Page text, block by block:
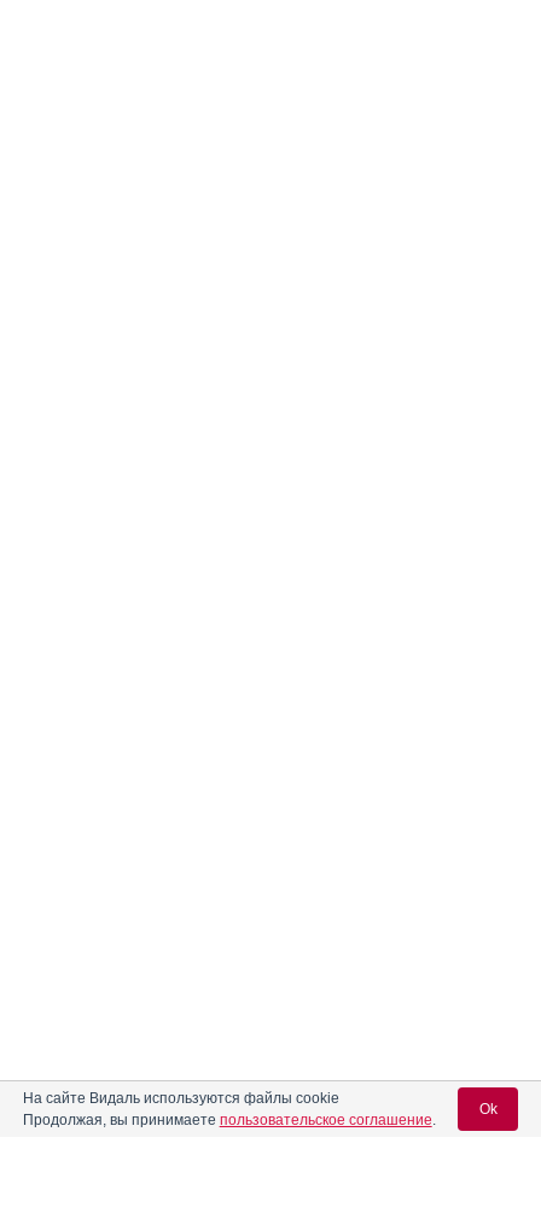
На сайте Видаль используются файлы cookie
Продолжая, вы принимаете пользовательское соглашение.
Ok